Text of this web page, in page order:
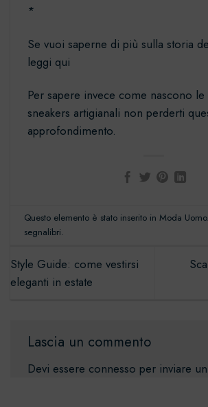
*
Se vuoi saperne di più sullastoria
leggi qui
Per sapere invece come nascono le
sneakers artigianali non perderti
approfondimento.
Questo elemento è stato inserito inModa Uomo
segnalibri.
Style Guide: come vestirsi
eleganti in estate
Lascia un commento
Devi essere connesso per inviare